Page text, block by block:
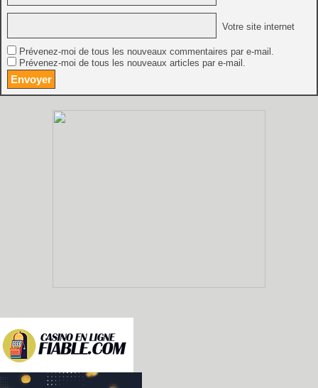
Votre site internet
Prévenez-moi de tous les nouveaux commentaires par e-mail.
Prévenez-moi de tous les nouveaux articles par e-mail.